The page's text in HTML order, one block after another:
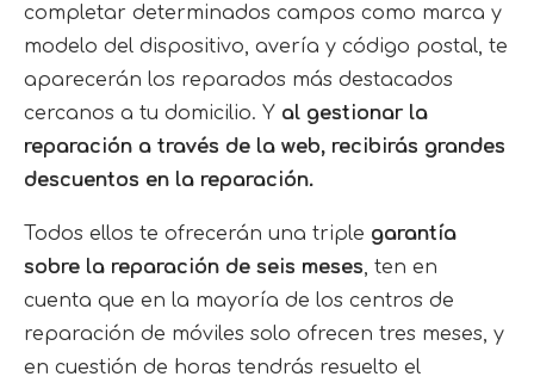
completar determinados campos como marca y
modelo del dispositivo, avería y código postal, te
aparecerán los reparados más destacados
cercanos a tu domicilio. Y al gestionar la
reparación a través de la web, recibirás grandes
descuentos en la reparación.
Todos ellos te ofrecerán una triple garantía
sobre la reparación de seis meses, ten en
cuenta que en la mayoría de los centros de
reparación de móviles solo ofrecen tres meses, y
en cuestión de horas tendrás resuelto el